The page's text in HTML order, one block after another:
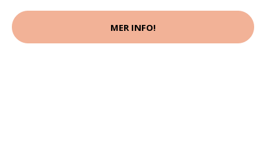
MER INFO!